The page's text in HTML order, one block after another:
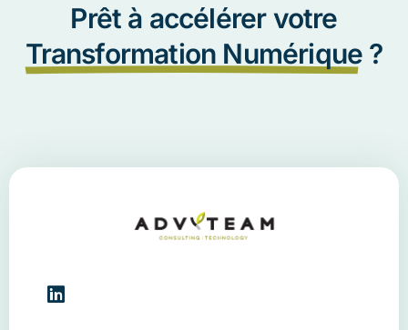
Prêt à accélérer votre
Transformation Numérique ?